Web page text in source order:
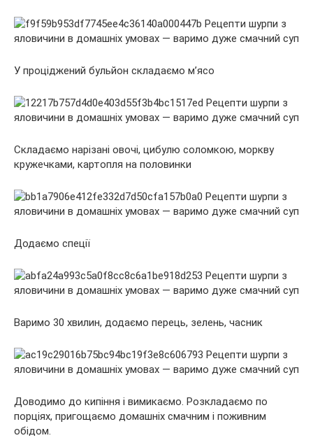
У проціджений бульйон складаємо м’ясо
Складаємо нарізані овочі, цибулю соломкою, моркву
кружечками, картопля на половинки
Додаємо спеції
Варимо 30 хвилин, додаємо перець, зелень, часник
Доводимо до кипіння і вимикаємо. Розкладаємо по
порціях, пригощаємо домашніх смачним і поживним
обідом.